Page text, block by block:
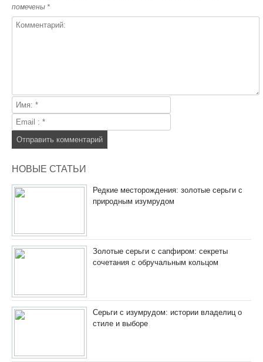
помечены *
НОВЫЕ СТАТЬИ
Редкие месторождения: золотые серьги с
природным изумрудом
Золотые серьги с сапфиром: секреты
сочетания с обручальным кольцом
Серьги с изумрудом: истории владелиц о
стиле и выборе